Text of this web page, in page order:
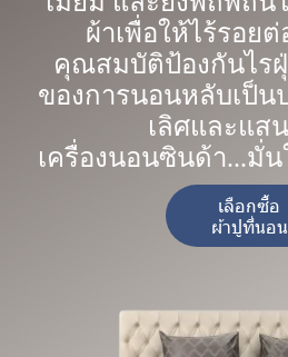
ผ้าเพื่อให้ไร้รอย
คุณสมบัติป้องกันไร
ของการนอนหลับเป็
เลิศและแส
เครื่องนอนซินด้า...มั่
เลือกซื้อ
ผ้าปูที่นอน